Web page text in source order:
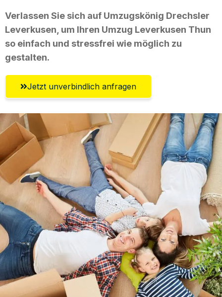
Verlassen Sie sich auf Umzugskönig Drechsler
Leverkusen, um Ihren Umzug Leverkusen Thun
so einfach und stressfrei wie möglich zu
gestalten.
Jetzt unverbindlich anfragen